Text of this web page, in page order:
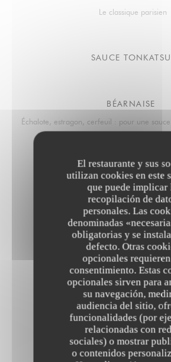
El restaurante y sus
utilizan cookies en este
que puede implicar
recopilación de
personales. Las
denominadas
obligatorias y se
defecto. Otras
opcionales
consentimiento. Estas
opcionales sirven para
su navegación,
audiencia del sitio,
funcionalidades (por
relacionadas con
sociales) o mostrar
o contenidos
Le classique parisien
SAUCE TONKATSU
BÉARNAISE
Échalote, estragon, cerfeuil : pour une
CHAMPIGNONS
Champignons de saison
PIANO CHUT
C'est un secret, à découvrir
Garniture au
MOUSSELINE DE POMME DE